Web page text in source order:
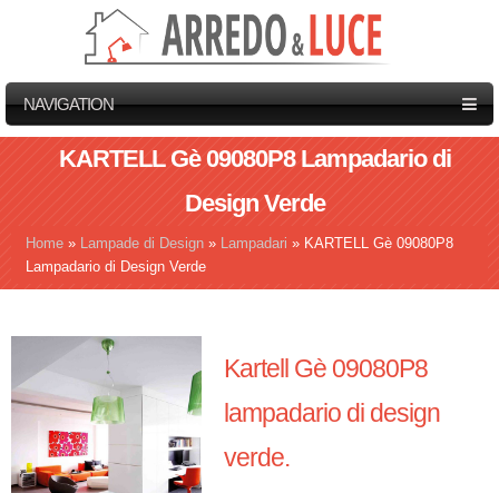
NAVIGATION
KARTELL Gè 09080P8 Lampadario di
Design Verde
Tu sei qui
Home » Lampade di Design » Lampadari » KARTELL Gè 09080P8
Lampadario di Design Verde
Kartell Gè 09080P8
lampadario di design
verde.